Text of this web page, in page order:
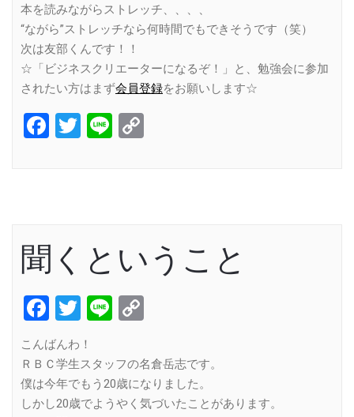
本を読みながらストレッチ、、、、
“ながら”ストレッチなら何時間でもできそうです（笑）
次は友部くんです！！
☆「ビジネスクリエーターになるぞ！」と、勉強会に参加
されたい方はまず会員登録をお願いします☆
Facebook
Twitter
Line
聞くということ
Facebook
Twitter
Line
こんばんわ！
ＲＢＣ学生スタッフの名倉岳志です。
僕は今年でもう20歳になりました。
しかし20歳でようやく気づいたことがあります。